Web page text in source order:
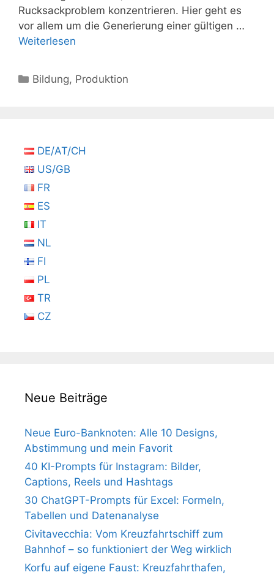
Rucksackproblem konzentrieren. Hier geht es
vor allem um die Generierung einer gültigen …
Weiterlesen
Kategorien
Bildung, Produktion
DE/AT/CH
US/GB
FR
ES
IT
NL
FI
PL
TR
CZ
Neue Beiträge
Neue Euro-Banknoten: Alle 10 Designs,
Abstimmung und mein Favorit
40 KI-Prompts für Instagram: Bilder,
Captions, Reels und Hashtags
30 ChatGPT-Prompts für Excel: Formeln,
Tabellen und Datenanalyse
Civitavecchia: Vom Kreuzfahrtschiff zum
Bahnhof – so funktioniert der Weg wirklich
Korfu auf eigene Faust: Kreuzfahrthafen,